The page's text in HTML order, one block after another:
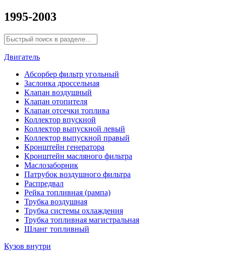
1995-2003
Двигатель
Абсорбер фильтр угольный
Заслонка дроссельная
Клапан воздушный
Клапан отопителя
Клапан отсечки топлива
Коллектор впускной
Коллектор выпускной левый
Коллектор выпускной правый
Кронштейн генератора
Кронштейн масляного фильтра
Маслозаборник
Патрубок воздушного фильтра
Распредвал
Рейка топливная (рампа)
Трубка воздушная
Трубка системы охлаждения
Трубка топливная магистральная
Шланг топливный
Кузов внутри